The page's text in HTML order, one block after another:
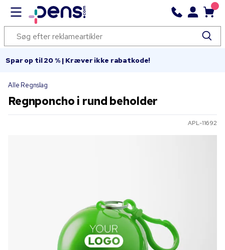
Spar op til 20 % | Kræver ikke rabatkode!
Alle Regnslag
Regnponcho i rund beholder
APL-11692